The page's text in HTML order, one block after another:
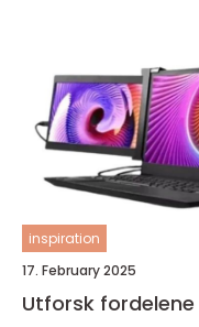
inspiration
17. February 2025
Utforsk